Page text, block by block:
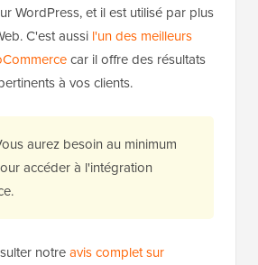
WordPress, et il est utilisé par plus
C'est aussi l'un des meilleurs
car il offre des résultats
à vos clients.
aurez besoin au minimum
accéder à l'intégration
notreavis complet sur